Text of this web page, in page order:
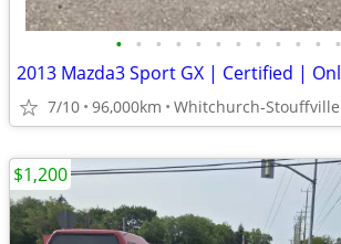
• • • • • • • • • • • •
7/10 96,000km Whitchurch-Stouffville
$1,200